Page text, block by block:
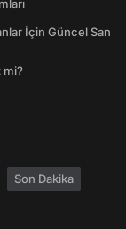
İçin Güncel San
mi?
Son Dakika